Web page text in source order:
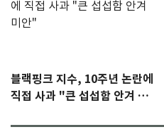
블랙핑크 지수, 10주년 논란에
직접 사과 "큰 섭섭함 안겨 미